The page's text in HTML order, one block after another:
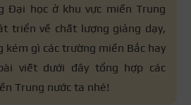
xuyên để đảm bảo tính chính
Đại học ở khu vực miền Trung
triển về chất lượng giảng dạy,
kém gì các trường miền Bắc hay
viết dưới đây tổng hợp các
Trung nước ta nhé!